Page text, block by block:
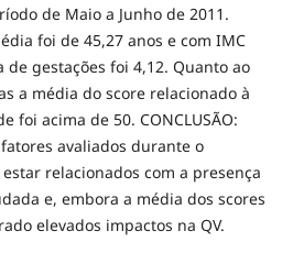
de Maio a Junho de 2011.
foi de 45,27 anos e com IMC
de gestações foi 4,12. Quanto ao
a média do score relacionado à
foi acima de 50. CONCLUSÃO:
avaliados durante o
relacionados com a presença
e, embora a média dos scores
elevados impactos na QV.